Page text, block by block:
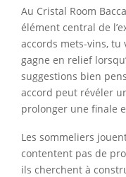
Au Cristal Room
élément central de
accords mets-vins, tu
gagne en relief
suggestions bien
accord peut révéler
prolonger une finale
Les sommeliers
contentent pas de
ils cherchent à